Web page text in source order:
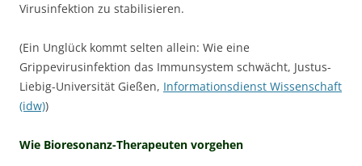
Virusinfektion zu stabilisieren.
(Ein Unglück kommt selten allein: Wie eine
Grippevirusinfektion das Immunsystem schwächt, Justus-
Liebig-Universität Gießen, Informationsdienst Wissenschaft
(idw))
Wie Bioresonanz-Therapeuten vorgehen